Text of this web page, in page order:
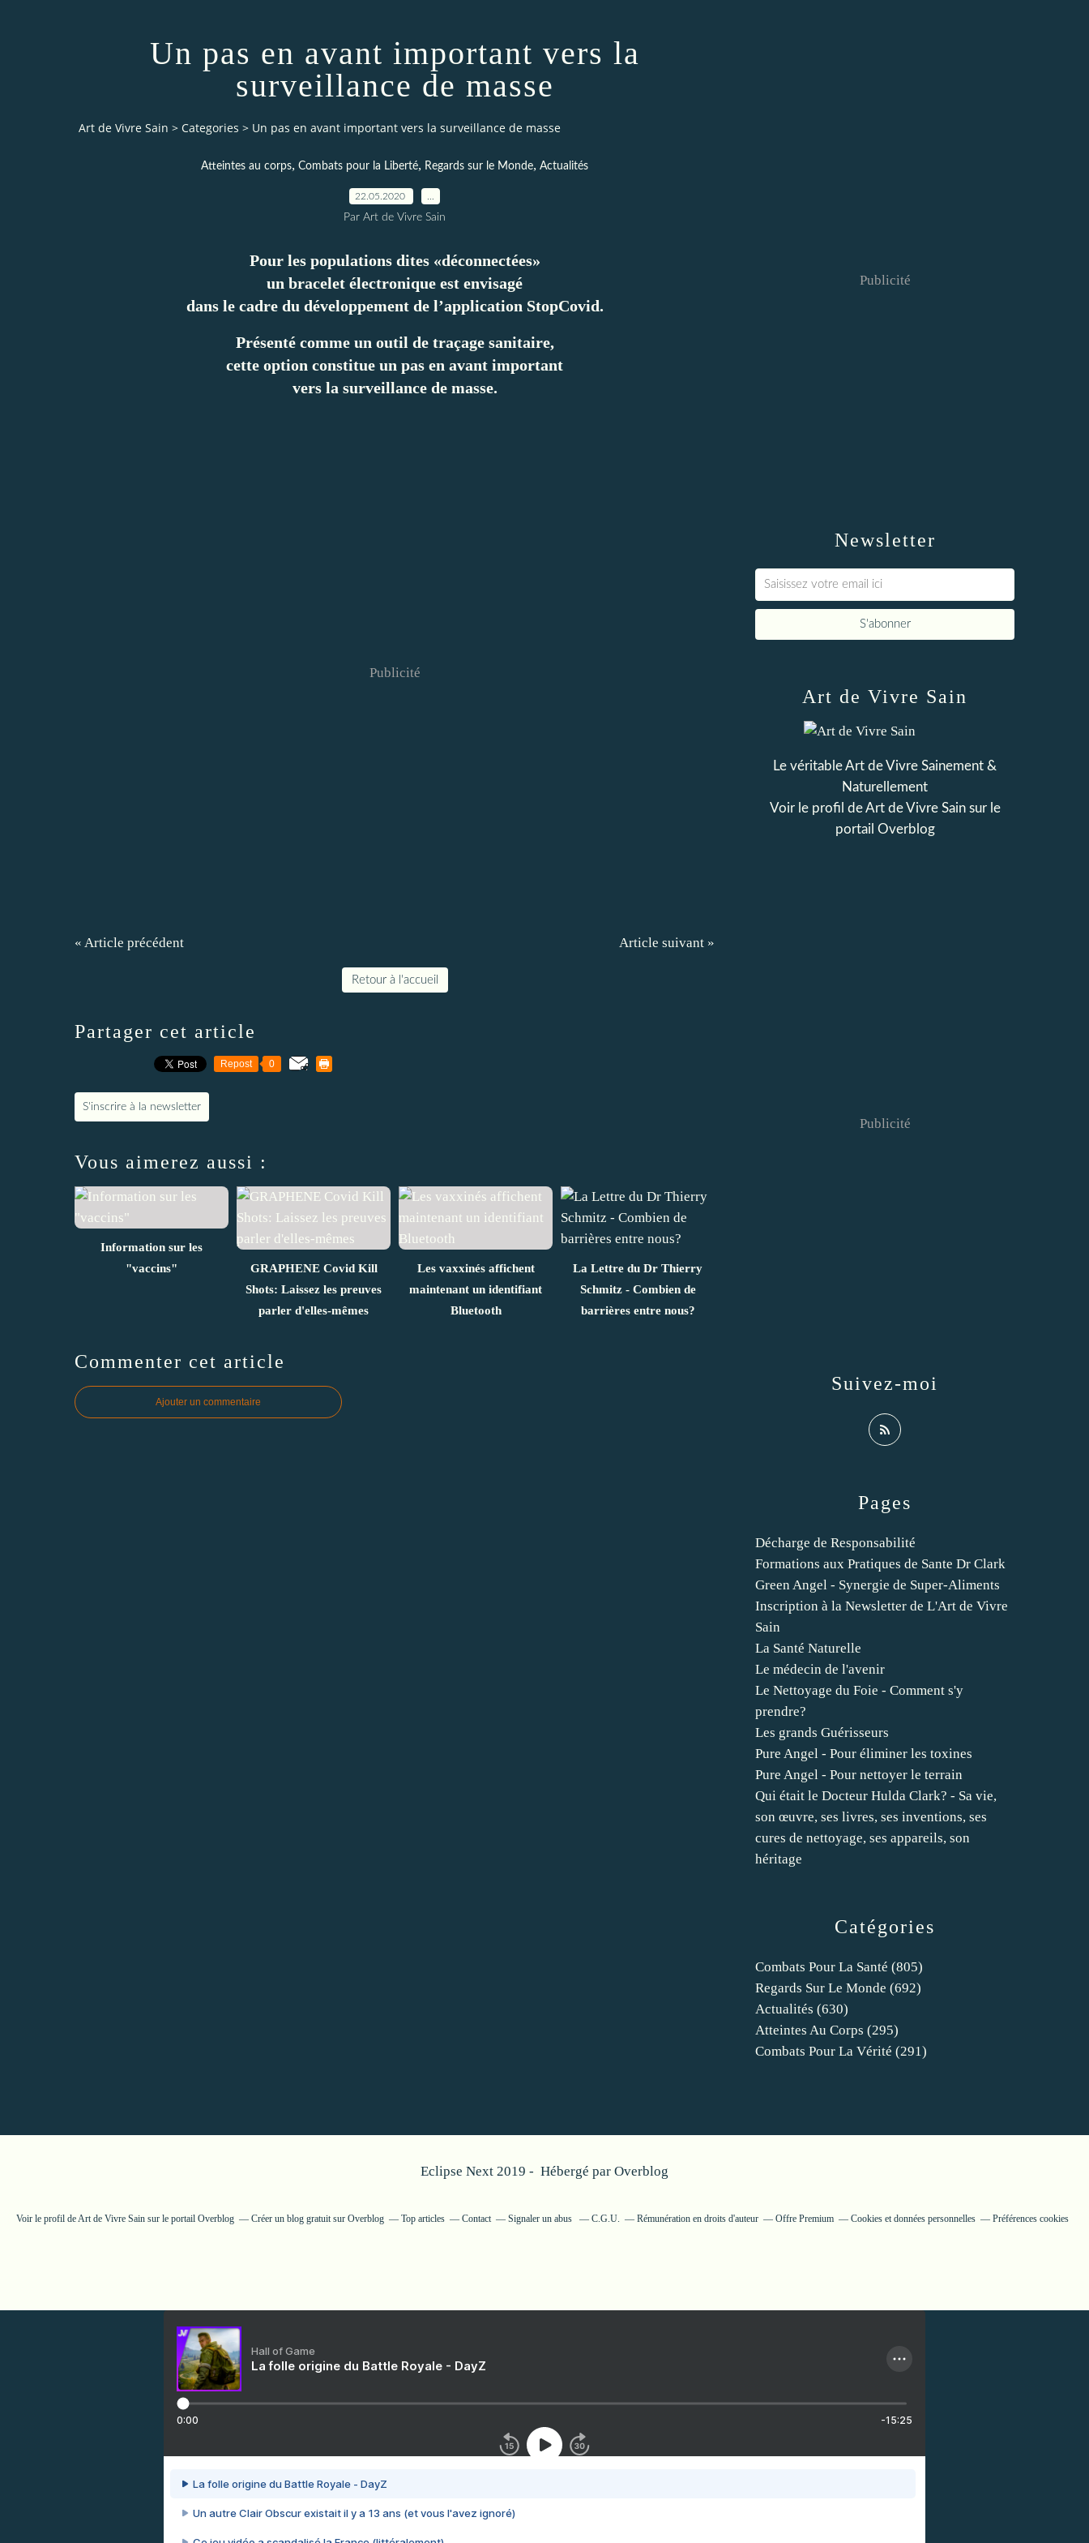
Un pas en avant important vers la
surveillance de masse
Art de Vivre Sain > Categories > Un pas en avant important vers la surveillance de masse
Atteintes au corps, Combats pour la Liberté, Regards sur le Monde, Actualités
22.05.2020
Par Art de Vivre Sain
Pour les populations dites «déconnectées»
un bracelet électronique est envisagé
dans le cadre du développement de l’application StopCovid.
Présenté comme un outil de traçage sanitaire,
cette option constitue un pas en avant important
vers la surveillance de masse.
Publicité
« Article précédent Article suivant »
Retour à l'accueil
Partager cet article
Repost 0
S'inscrire à la newsletter
Vous aimerez aussi :
Information sur les
"vaccins"
GRAPHENE Covid Kill
Shots: Laissez les preuves
parler d'elles-mêmes
Les vaxxinés affichent
maintenant un identifiant
Bluetooth
La Lettre du Dr Thierry
Schmitz - Combien de
barrières entre nous?
Commenter cet article
Ajouter un commentaire
Newsletter
Publicité
Catégories
Combats Pour La Santé (805)
Regards Sur Le Monde (692)
Actualités (630)
Atteintes Au Corps (295)
Combats Pour La Vérité (291)
Pages
Décharge de Responsabilité
Formations aux Pratiques de Sante Dr Clark
Green Angel - Synergie de Super-Aliments
Inscription à la Newsletter de L'Art de Vivre
Sain
La Santé Naturelle
Le médecin de l'avenir
Le Nettoyage du Foie - Comment s'y
prendre?
Les grands Guérisseurs
Pure Angel - Pour éliminer les toxines
Pure Angel - Pour nettoyer le terrain
Qui était le Docteur Hulda Clark? - Sa vie,
son œuvre, ses livres, ses inventions, ses
cures de nettoyage, ses appareils, son
héritage
Art de Vivre Sain
Le véritable Art de Vivre Sainement &
Naturellement
Voir le profil deArt de Vivre Sainsur le
portail Overblog
Suivez-moi
Publicité
Eclipse Next 2019 - Hébergé par Overblog
Voir le profil deArt de Vivre Sainsur le portail Overblog Créer un blog gratuit sur Overblog Top articles Contact Signaler un abus C.G.U. Rémunération en droits d'auteur Offre Premium Cookies et données personnelles Préférences cookies
Hall of Game
La folle origine du Battle Royale - DayZ
0:00 -15:25
La folle origine du Battle Royale - DayZ
Un autre Clair Obscur existait il y a 13 ans (et vous l'avez ignoré)